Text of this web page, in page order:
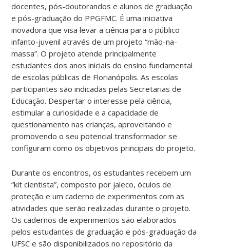
docentes, pós-doutorandos e alunos de graduação
e pós-graduação do PPGFMC. É uma iniciativa
inovadora que visa levar a ciência para o público
infanto-juvenil através de um projeto “mão-na-
massa”. O projeto atende principalmente
estudantes dos anos iniciais do ensino fundamental
de escolas públicas de Florianópolis. As escolas
participantes são indicadas pelas Secretarias de
Educação. Despertar o interesse pela ciência,
estimular a curiosidade e a capacidade de
questionamento nas crianças, aproveitando e
promovendo o seu potencial transformador se
configuram como os objetivos principais do projeto.
Durante os encontros, os estudantes recebem um
“kit cientista”, composto por jaleco, óculos de
proteção e um caderno de experimentos com as
atividades que serão realizadas durante o projeto.
Os cadernos de experimentos são elaborados
pelos estudantes de graduação e pós-graduação da
UFSC e são disponibilizados no repositório da